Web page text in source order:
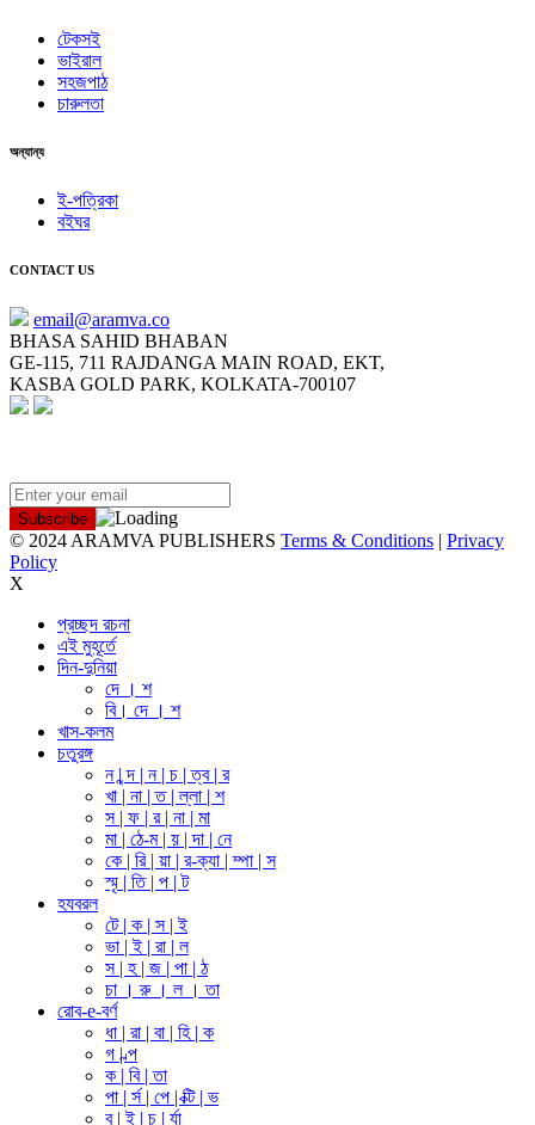
টেকসই
ভাইরাল
সহজপাঠ
চারুলতা
অন্যান্য
ই-পত্রিকা
বইঘর
CONTACT US
email@aramva.co
BHASA SAHID BHABAN
GE-115, 711 RAJDANGA MAIN ROAD, EKT,
KASBA GOLD PARK, KOLKATA-700107
© 2024 ARAMVA PUBLISHERS Terms & Conditions | Privacy
Policy
X
প্রচ্ছদ রচনা
এই মুহূর্তে
দিন-দুনিয়া
দে । শ
বি। দে । শ
খাস-কলম
চতুরঙ্গ
ন | ন্দ | ন | চ | ত্ব | র
খা | না | ত | ল্লা | শ
স | ফ | র | না | মা
মা | ঠে-ম | য় | দা | নে
কে | রি | য়া | র-ক্যা | ম্পা | স
স্মৃ | তি | প | ট
হযবরল
টে | ক | স | ই
ভা | ই | রা | ল
স | হ | জ | পা | ঠ
চা । রু । ল । তা
রোব-e-বর্ণ
ধা | রা | বা | হি | ক
গ | ল্প
ক | বি | তা
পা | র্স | পে | ক্টি | ভ
ব | ই | চ | র্যা